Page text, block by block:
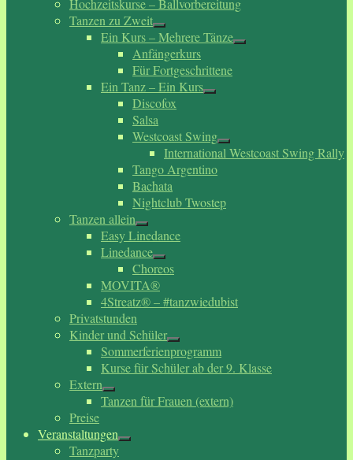
Hochzeitskurse – Ballvorbereitung
Tanzen zu Zweit
Ein Kurs – Mehrere Tänze
Anfängerkurs
Für Fortgeschrittene
Ein Tanz – Ein Kurs
Discofox
Salsa
Westcoast Swing
International Westcoast Swing Rally
Tango Argentino
Bachata
Nightclub Twostep
Tanzen allein
Easy Linedance
Linedance
Choreos
MOVITA®
4Streatz® – #tanzwiedubist
Privatstunden
Kinder und Schüler
Sommerferienprogramm
Kurse für Schüler ab der 9. Klasse
Extern
Tanzen für Frauen (extern)
Preise
Veranstaltungen
Tanzparty